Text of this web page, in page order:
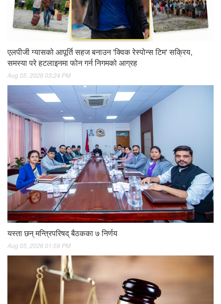
एलपीजी ग्यासको आपूर्ति सहज बनाउन 'क्विक रेस्पोन्स टिम' सक्रिय,
समस्या परे हटलाइनमा फोन गर्न निगमको आग्रह
Aug 05, 2026 03:24 PM
यस्ता छन् मन्त्रिपरिषद् बैठकका ७ निर्णय
Aug 05, 2026 01:59 PM